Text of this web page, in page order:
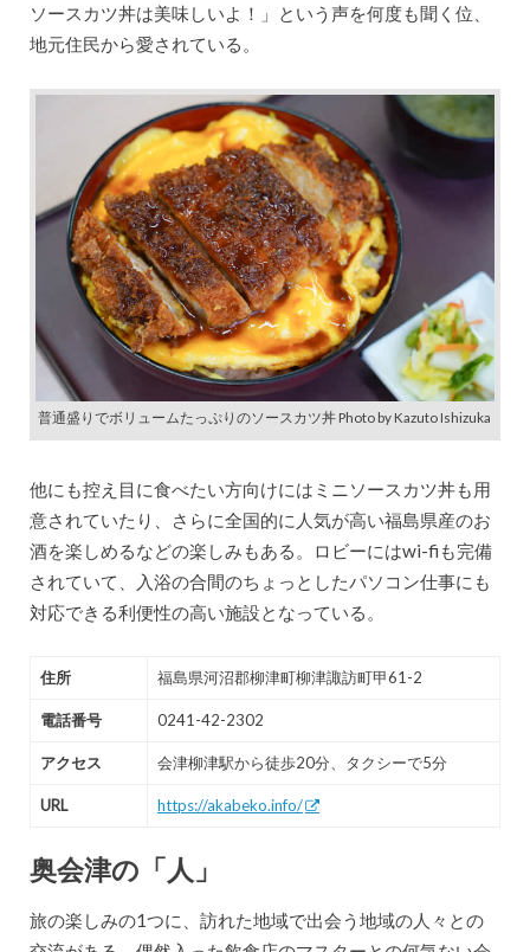
ソースカツ丼は美味しいよ！」という声を何度も聞く位、
地元住民から愛されている。
普通盛りでボリュームたっぷりのソースカツ丼 Photo by Kazuto Ishizuka
他にも控え目に食べたい方向けにはミニソースカツ丼も用
意されていたり、さらに全国的に人気が高い福島県産のお
酒を楽しめるなどの楽しみもある。ロビーにはwi-fiも完備
されていて、入浴の合間のちょっとしたパソコン仕事にも
対応できる利便性の高い施設となっている。
住所 福島県河沼郡柳津町柳津諏訪町甲61-2
電話番号 0241-42-2302
アクセス 会津柳津駅から徒歩20分、タクシーで5分
URL https://akabeko.info/
奥会津の「人」
旅の楽しみの1つに、訪れた地域で出会う地域の人々との